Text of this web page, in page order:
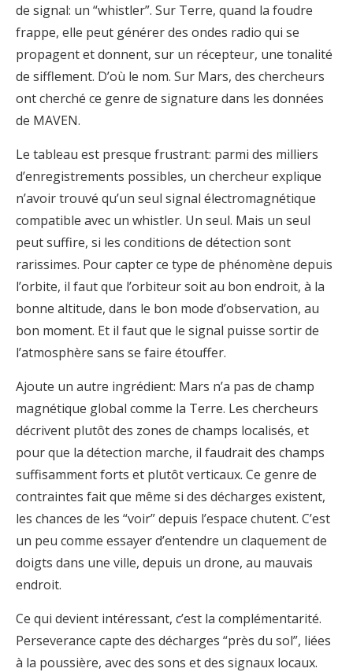
de signal: un “whistler”. Sur Terre, quand la foudre
frappe, elle peut générer des ondes radio qui se
propagent et donnent, sur un récepteur, une tonalité
de sifflement. D’où le nom. Sur Mars, des chercheurs
ont cherché ce genre de signature dans les données
de MAVEN.
Le tableau est presque frustrant: parmi des milliers
d’enregistrements possibles, un chercheur explique
n’avoir trouvé qu’un seul signal électromagnétique
compatible avec un whistler. Un seul. Mais un seul
peut suffire, si les conditions de détection sont
rarissimes. Pour capter ce type de phénomène depuis
l’orbite, il faut que l’orbiteur soit au bon endroit, à la
bonne altitude, dans le bon mode d’observation, au
bon moment. Et il faut que le signal puisse sortir de
l’atmosphère sans se faire étouffer.
Ajoute un autre ingrédient: Mars n’a pas de champ
magnétique global comme la Terre. Les chercheurs
décrivent plutôt des zones de champs localisés, et
pour que la détection marche, il faudrait des champs
suffisamment forts et plutôt verticaux. Ce genre de
contraintes fait que même si des décharges existent,
les chances de les “voir” depuis l’espace chutent. C’est
un peu comme essayer d’entendre un claquement de
doigts dans une ville, depuis un drone, au mauvais
endroit.
Ce qui devient intéressant, c’est la complémentarité.
Perseverance capte des décharges “près du sol”, liées
à la poussière, avec des sons et des signaux locaux.